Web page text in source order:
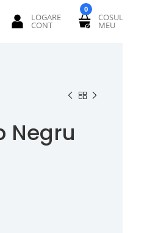
0
Negru